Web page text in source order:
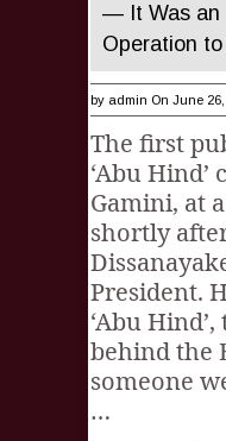
— It Was an
Operation
by admin On June
The first
‘Abu
Gamini, at
shortly
President.
‘Abu
behind the
someone
…